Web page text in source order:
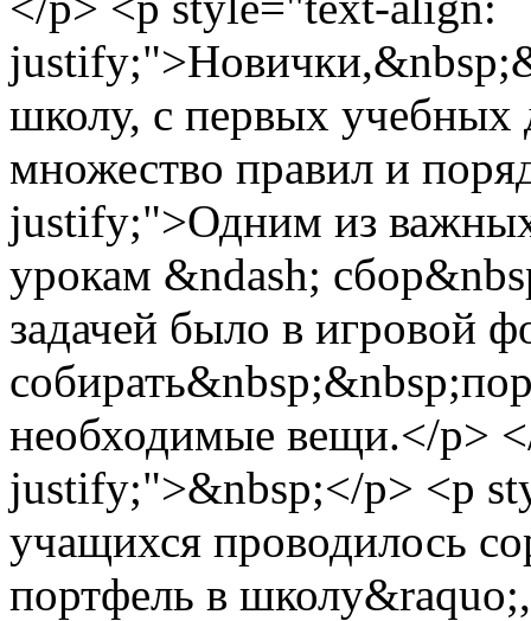
школу, с первых
множество правил и
justify;">Одним из важных
урокам &ndash;
задачей было в игровой
необходимые вещи.</p>
justify;">&nbsp;</p> <p
учащихся проводилось
портфель в